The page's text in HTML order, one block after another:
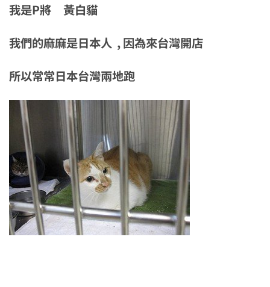
我是P將 黃白貓
我們的麻麻是日本人 , 因為來台灣開店
所以常常日本台灣兩地跑